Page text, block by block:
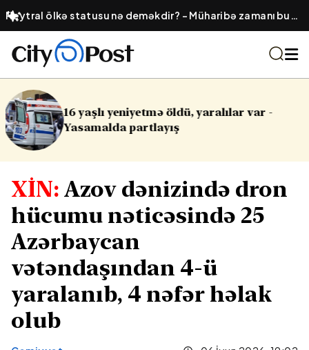
Neytral ölkə statusu nə deməkdir? – Müharibə zamanı bu
dövlətlərin öhdəliyi
var -
Cinayət işləri ilə bağlı vacib
XİN: Azov dənizində dron
hücumu nəticəsində 25
Azərbaycan
vətəndaşından 4-ü
yaralanıb, 4 nəfər həlak
olub